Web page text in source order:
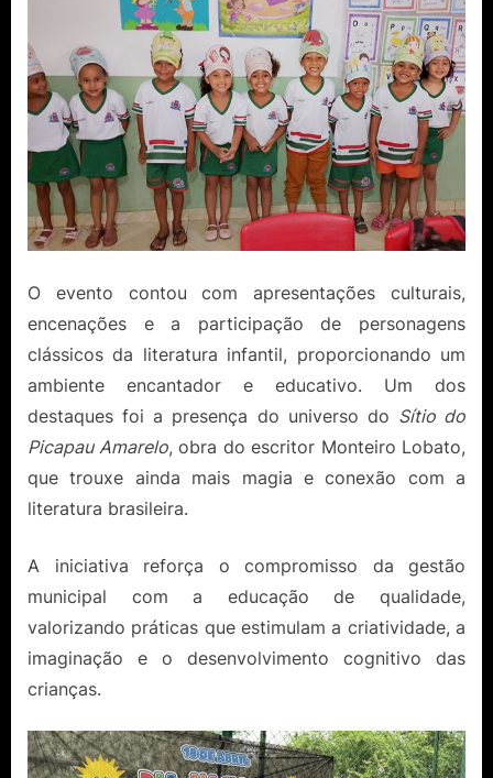
O evento contou com apresentações culturais,
encenações e a participação de personagens
clássicos da literatura infantil, proporcionando um
ambiente encantador e educativo. Um dos
destaques foi a presença do universo do Sítio do
Picapau Amarelo, obra do escritor Monteiro Lobato,
que trouxe ainda mais magia e conexão com a
literatura brasileira.
A iniciativa reforça o compromisso da gestão
municipal com a educação de qualidade,
valorizando práticas que estimulam a criatividade, a
imaginação e o desenvolvimento cognitivo das
crianças.